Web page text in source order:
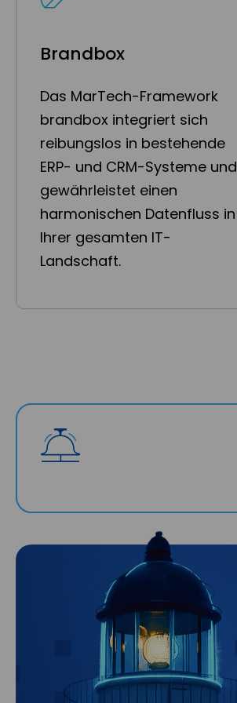
Brandbox
Das MarTech-Framework
brandbox integriert sich
reibungslos in bestehende
ERP- und CRM-Systeme und
gewährleistet einen
harmonischen Datenfluss in
Ihrer gesamten IT-
Landschaft.